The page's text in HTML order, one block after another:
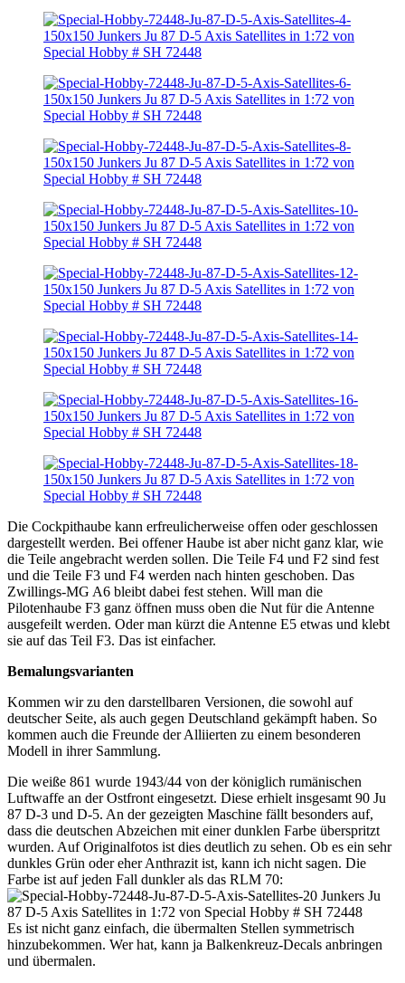
Die Cockpithaube kann erfreulicherweise offen oder geschlossen
dargestellt werden. Bei offener Haube ist aber nicht ganz klar, wie
die Teile angebracht werden sollen. Die Teile F4 und F2 sind fest
und die Teile F3 und F4 werden nach hinten geschoben. Das
Zwillings-MG A6 bleibt dabei fest stehen. Will man die
Pilotenhaube F3 ganz öffnen muss oben die Nut für die Antenne
ausgefeilt werden. Oder man kürzt die Antenne E5 etwas und klebt
sie auf das Teil F3. Das ist einfacher.
Bemalungsvarianten
Kommen wir zu den darstellbaren Versionen, die sowohl auf
deutscher Seite, als auch gegen Deutschland gekämpft haben. So
kommen auch die Freunde der Alliierten zu einem besonderen
Modell in ihrer Sammlung.
Die weiße 861 wurde 1943/44 von der königlich rumänischen
Luftwaffe an der Ostfront eingesetzt. Diese erhielt insgesamt 90 Ju
87 D-3 und D-5. An der gezeigten Maschine fällt besonders auf,
dass die deutschen Abzeichen mit einer dunklen Farbe überspritzt
wurden. Auf Originalfotos ist dies deutlich zu sehen. Ob es ein sehr
dunkles Grün oder eher Anthrazit ist, kann ich nicht sagen. Die
Farbe ist auf jeden Fall dunkler als das RLM 70:
Es ist nicht ganz einfach, die übermalten Stellen symmetrisch
hinzubekommen. Wer hat, kann ja Balkenkreuz-Decals anbringen
und übermalen.